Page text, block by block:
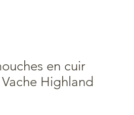
en cuir
Highland